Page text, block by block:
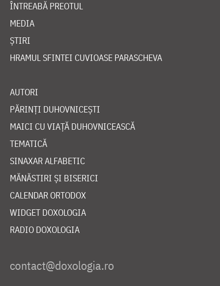
ÎNTREABĂ PREOTUL
MEDIA
ȘTIRI
HRAMUL SFINTEI CUVIOASE PARASCHEVA
AUTORI
PĂRINȚI DUHOVNICEȘTI
MAICI CU VIAȚĂ DUHOVNICEASCĂ
TEMATICĂ
SINAXAR ALFABETIC
MĂNĂSTIRI ȘI BISERICI
CALENDAR ORTODOX
WIDGET DOXOLOGIA
RADIO DOXOLOGIA